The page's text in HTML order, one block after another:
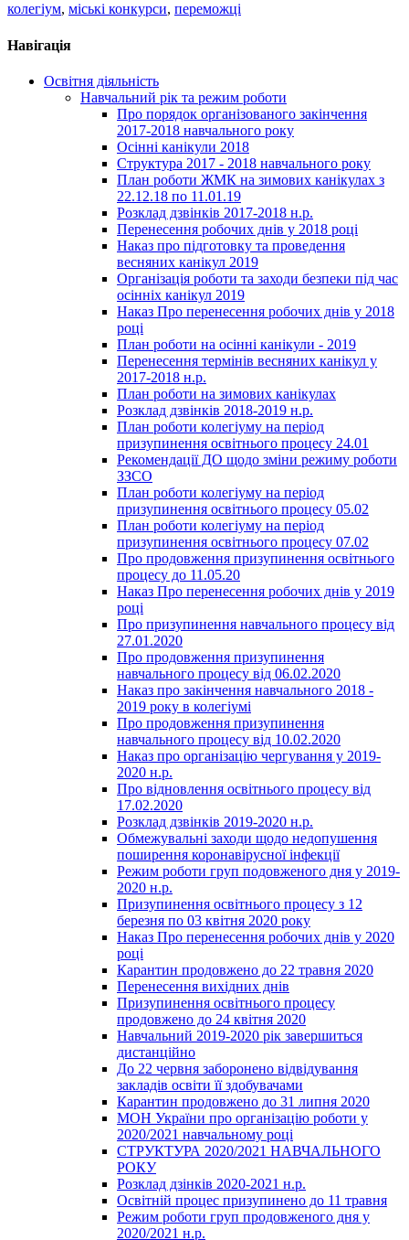
колегіум, міські конкурси, переможці
Навігація
Освітня діяльність
Навчальний рік та режим роботи
Про порядок організованого закінчення
2017-2018 навчального року
Осінні канікули 2018
Структура 2017 - 2018 навчального року
План роботи ЖМК на зимових канікулах з
22.12.18 по 11.01.19
Розклад дзвінків 2017-2018 н.р.
Перенесення робочих днів у 2018 році
Наказ про підготовку та проведення
весняних канікул 2019
Організація роботи та заходи безпеки під час
осінніх канікул 2019
Наказ Про перенесення робочих днів у 2018
році
План роботи на осінні канікули - 2019
Перенесення термінів весняних канікул у
2017-2018 н.р.
План роботи на зимових канікулах
Розклад дзвінків 2018-2019 н.р.
План роботи колегіуму на період
призупинення освітнього процесу 24.01
Рекомендації ДО щодо зміни режиму роботи
ЗЗСО
План роботи колегіуму на період
призупинення освітнього процесу 05.02
План роботи колегіуму на період
призупинення освітнього процесу 07.02
Про продовження призупинення освітнього
процесу до 11.05.20
Наказ Про перенесення робочих днів у 2019
році
Про призупинення навчального процесу від
27.01.2020
Про продовження призупинення
навчального процесу від 06.02.2020
Наказ про закінчення навчального 2018 -
2019 року в колегіумі
Про продовження призупинення
навчального процесу від 10.02.2020
Наказ про організацію чергування у 2019-
2020 н.р.
Про відновлення освітнього процесу від
17.02.2020
Розклад дзвінків 2019-2020 н.р.
Обмежувальні заходи щодо недопушення
поширення коронавірусної інфекції
Режим роботи груп подовженого дня у 2019-
2020 н.р.
Призупинення освітнього процесу з 12
березня по 03 квітня 2020 року
Наказ Про перенесення робочих днів у 2020
році
Карантин продовжено до 22 травня 2020
Перенесення вихідних днів
Призупинення освітнього процесу
продовжено до 24 квітня 2020
Навчальний 2019-2020 рік завершиться
дистанційно
До 22 червня заборонено відвідування
закладів освіти її здобувачами
Карантин продовжено до 31 липня 2020
МОН України про організацію роботи у
2020/2021 навчальному році
СТРУКТУРА 2020/2021 НАВЧАЛЬНОГО
РОКУ
Розклад дзінків 2020-2021 н.р.
Освітній процес призупинено до 11 травня
Режим роботи груп продовженого дня у
2020/2021 н.р.